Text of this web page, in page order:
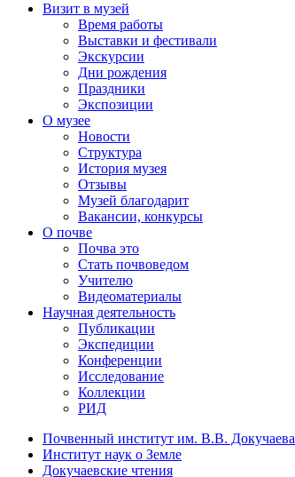
Визит в музей
Время работы
Выставки и фестивали
Экскурсии
Дни рождения
Праздники
Экспозиции
О музее
Новости
Структура
История музея
Отзывы
Музей благодарит
Вакансии, конкурсы
О почве
Почва это
Стать почвоведом
Учителю
Видеоматериалы
Научная деятельность
Публикации
Экспедиции
Конференции
Исследование
Коллекции
РИД
Почвенный институт им. В.В. Докучаева
Институт наук о Земле
Докучаевские чтения